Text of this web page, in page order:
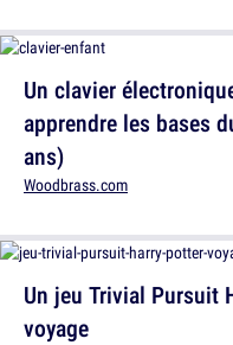
Un clavier
apprendre les bases
ans)
Woodbrass.com
Un jeu Trivial Pursuit
voyage